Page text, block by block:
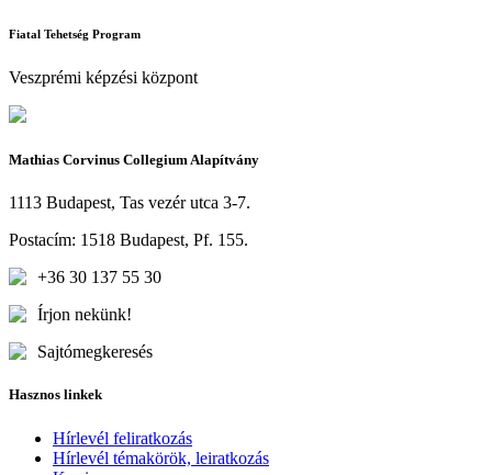
Fiatal Tehetség Program
Veszprémi képzési központ
Mathias Corvinus Collegium Alapítvány
1113 Budapest, Tas vezér utca 3-7.
Postacím: 1518 Budapest, Pf. 155.
+36 30 137 55 30
Írjon nekünk!
Sajtómegkeresés
Hasznos linkek
Hírlevél feliratkozás
Hírlevél témakörök, leiratkozás